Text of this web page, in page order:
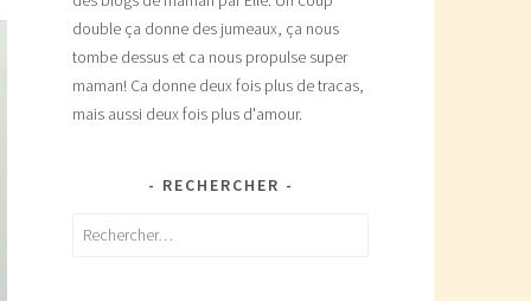
double ça donne des jumeaux, ça nous
tombe dessus et ca nous propulse super
maman! Ca donne deux fois plus de tracas,
mais aussi deux fois plus d'amour.
RECHERCHER
Rechercher :